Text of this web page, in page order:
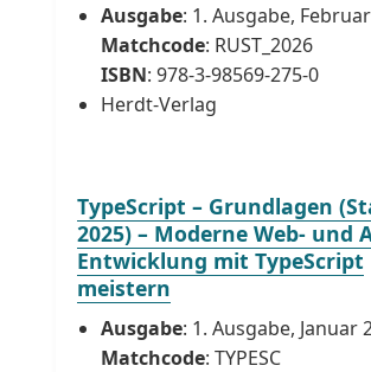
Ausgabe: 1. Ausgabe,
Matchcode: RUST_2026
ISBN: 978-3-98569-275-0
Herdt-Verlag
TypeScript – Grundlagen
2025) – Moderne Web- und
Entwicklung mit TypeScript
meistern
Ausgabe: 1. Ausgabe, Januar
Matchcode: TYPESC